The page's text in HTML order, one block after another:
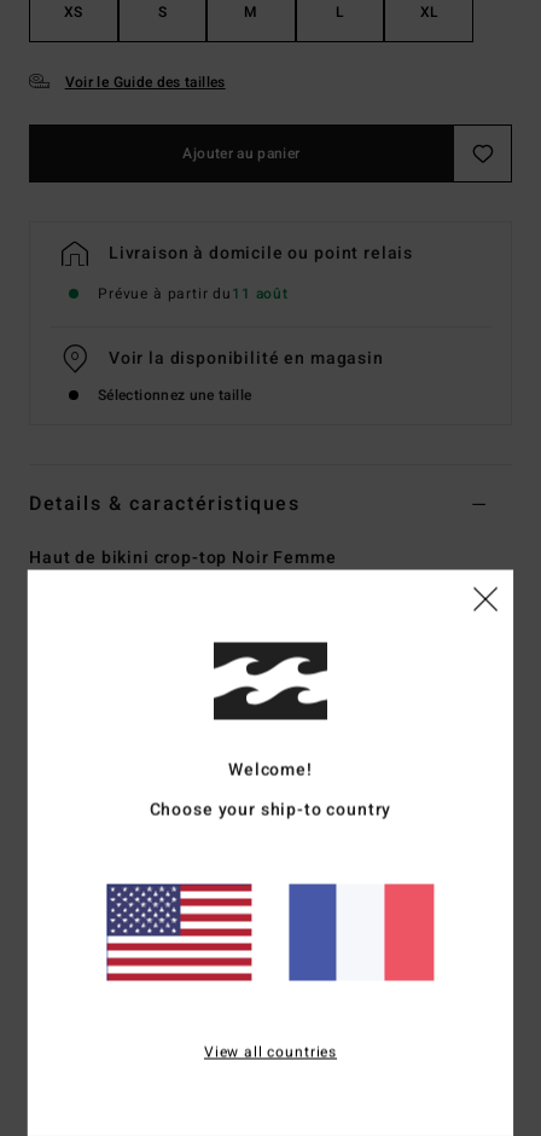
XS S M L XL
Voir le Guide des tailles
Ajouter au panier
Livraison à domicile ou point relais
Prévue à partir du11 août
Voir la disponibilité en magasin
Sélectionnez une taille
Details & caractéristiques
Haut de bikini crop-top Noir Femme
matière recyclée douce et stretch
amovible
bretelles convertibles
fermeture par lien dans le dos
Composition[Matière principale] 78% nylon recyclé, 22%
élasthanne
Traçabilité du produit (Loi Agec)
Welcome!
Choose your ship-to country
View all countries